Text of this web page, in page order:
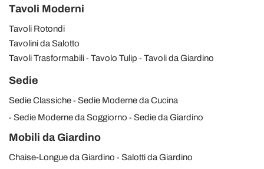
Tavoli Moderni
Tavoli Rotondi
Tavolini da Salotto
Tavoli Trasformabili
Tavolo Tulip Tavoli da Giardino
Sedie
Sedie Classiche
Sedie Moderne da Cucina
Sedie Moderne da Soggiorno
Sedie da Giardino
Mobili da Giardino
Chaise-Longue da Giardino
Salotti da Giardino